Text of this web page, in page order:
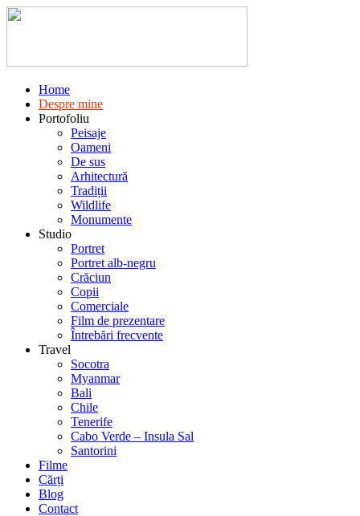
Home
Despre mine
Portofoliu
Peisaje
Oameni
De sus
Arhitectură
Tradiții
Wildlife
Monumente
Studio
Portret
Portret alb-negru
Crăciun
Copii
Comerciale
Film de prezentare
Întrebări frecvente
Travel
Socotra
Myanmar
Bali
Chile
Tenerife
Cabo Verde – Insula Sal
Santorini
Filme
Cărți
Blog
Contact